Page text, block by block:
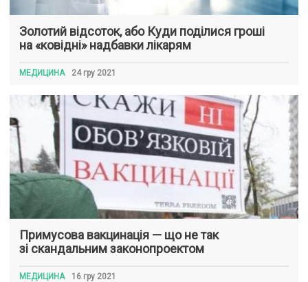
Золотий відсоток, або Куди поділися гроші
на «ковідні» надбавки лікарям
МЕДИЦИНА 24 гру 2021
Примусова вакцинація — що не так
зі скандальним законопроектом
МЕДИЦИНА 16 гру 2021